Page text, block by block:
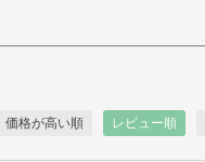
価格が高い順 レビュー順